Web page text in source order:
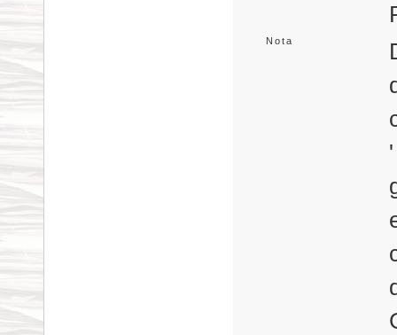
Nota